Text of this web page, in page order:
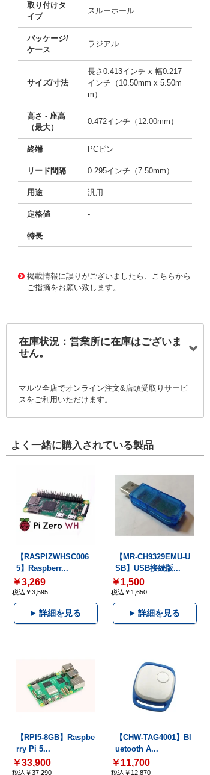
取り付けタ
イプ
スルーホール
パッケージ/
ケース
ラジアル
サイズ/寸法
長さ0.413インチ x 幅0.217
インチ（10.50mm x 5.50m
m）
高さ - 座高
（最大）
0.472インチ（12.00mm）
終端 PCピン
リード間隔 0.295インチ（7.50mm）
用途 汎用
定格値 -
特長
掲載情報に誤りがございましたら、こちらから
ご指摘をお願い致します。
在庫状況：営業所に在庫はございま
せん。
マルツ全店でオンライン注文&店頭受取りサービ
スをご利用いただけます。
よく一緒に購入されている製品
【RASPIZWHSC006
5】Raspberr...
￥3,269
税込￥3,595
詳細を見る
【MR-CH9329EMU-U
SB】USB接続版...
￥1,500
税込￥1,650
詳細を見る
【RPI5-8GB】Raspbe
rry Pi 5...
￥33,900
税込￥37,290
【CHW-TAG4001】Bl
uetooth A...
￥11,700
税込￥12,870